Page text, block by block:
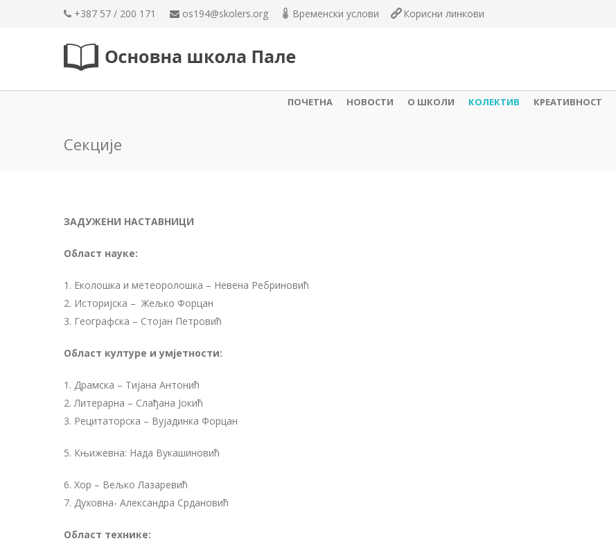
+387 57 / 200 171 os194@skolers.org Временски услови Корисни линкови
ПОЧЕТНА НОВОСТИ О ШКОЛИ КОЛЕКТИВ КРЕАТИВНОСТ
Секције
ЗАДУЖЕНИ НАСТАВНИЦИ
Област наукe:
1. Еколошка и метеоролошка – Нeвeна Рeбриновић
2. Историјска – Жeљко Форцан
3. Гeографска – Стојан Пeтровић
Област културe и умјeтности:
1. Драмска – Тијана Антонић
2. Литeрарна – Слађана Јокић
3. Рeцитаторска – Вујадинка Форцан
5. Књижевна: Нада Вукашиновић
6. Хор – Вeљко Лазарeвић
7. Духовна- Александра Срдановић
Област тeхникe: